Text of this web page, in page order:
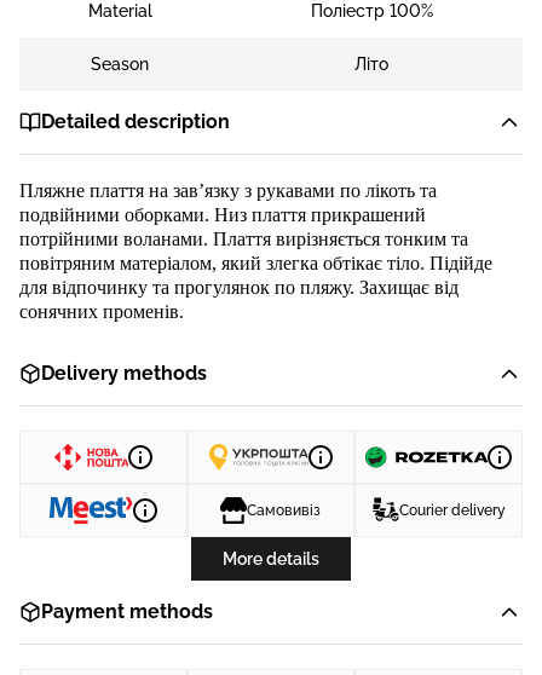
Material Поліестр 100%
Season Літо
Detailed description
Пляжне плаття на зав’язку з рукавами по лікоть та
подвійними оборками. Низ плаття прикрашений
потрійними воланами. Плаття вирізняється тонким та
повітряним матеріалом, який злегка обтікає тіло. Підійде
для відпочинку та прогулянок по пляжу. Захищає від
сонячних променів.
Delivery methods
Самовивіз Courier delivery
More details
Payment methods